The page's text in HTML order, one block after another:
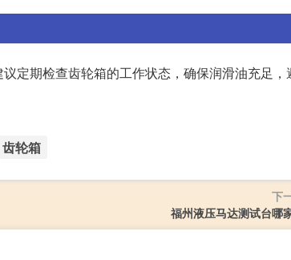
定期检查齿轮箱的工作状态，确保润滑油充足，
齿轮箱
下
福州液压马达测试台哪